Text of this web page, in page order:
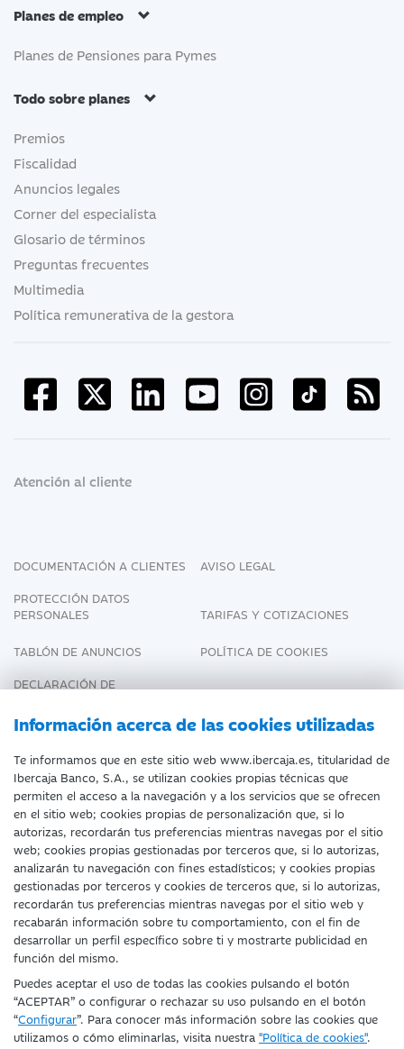
Información acerca de las cookies utilizadas
Te informamos que en este sitio web www.ibercaja.es, titularidad de
Ibercaja Banco, S.A., se utilizan cookies propias técnicas que
permiten el acceso a la navegación y a los servicios que se ofrecen
en el sitio web; cookies propias de personalización que, si lo
autorizas, recordarán tus preferencias mientras navegas por el sitio
web; cookies propias gestionadas por terceros que, si lo autorizas,
analizarán tu navegación con fines estadísticos; y cookies propias
gestionadas por terceros y cookies de terceros que, si lo autorizas,
recordarán tus preferencias mientras navegas por el sitio web y
recabarán información sobre tu comportamiento, con el fin de
desarrollar un perfil específico sobre ti y mostrarte publicidad en
función del mismo.
Puedes aceptar el uso de todas las cookies pulsando el botón
“ACEPTAR” o configurar o rechazar su uso pulsando en el botón
“Configurar”. Para conocer más información sobre las cookies que
utilizamos o cómo eliminarlas, visita nuestra "Política de cookies".
Planes de empleo
Planes de Pensiones para Pymes
Todo sobre planes
Premios
Fiscalidad
Anuncios legales
Corner del especialista
Glosario de términos
Preguntas frecuentes
Multimedia
Política remunerativa de la gestora
Atención al cliente
DOCUMENTACIÓN A CLIENTES
AVISO LEGAL
PROTECCIÓN DATOS
PERSONALES
TARIFAS Y COTIZACIONES
TABLÓN DE ANUNCIOS
POLÍTICA DE COOKIES
DECLARACIÓN DE
Fecha de Edición: 09/08/2026
©Ibercaja Banco, S.A. - IBERCAJA - NIF. A-99319030 R.M.
de Zaragoza (T.3865. F.1. H.Z.-52186, Inscripc.1º).
Entidad de Crédito inscrita en el Registro Especial del
Domicilio social: Plaza de Basilio Paraíso, 2. 50008-
Zaragoza.